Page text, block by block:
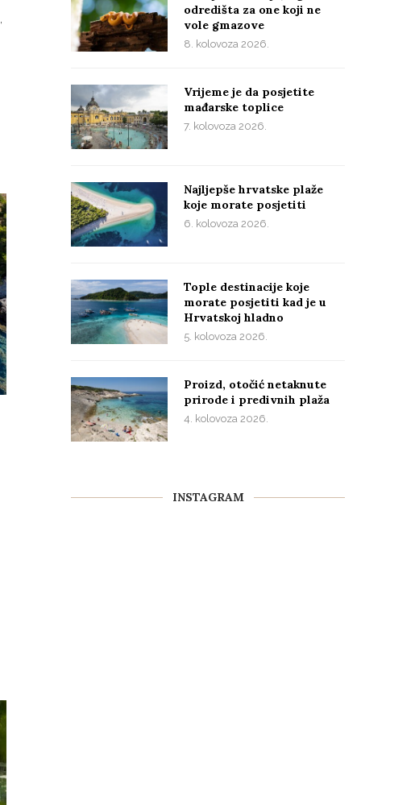
odredišta za one koji ne
vole gmazove
8. kolovoza 2026.
Vrijeme je da posjetite
mađarske toplice
7. kolovoza 2026.
Najljepše hrvatske plaže
koje morate posjetiti
6. kolovoza 2026.
Tople destinacije koje
morate posjetiti kad je u
Hrvatskoj hladno
5. kolovoza 2026.
Proizd, otočić netaknute
prirode i predivnih plaža
4. kolovoza 2026.
INSTAGRAM